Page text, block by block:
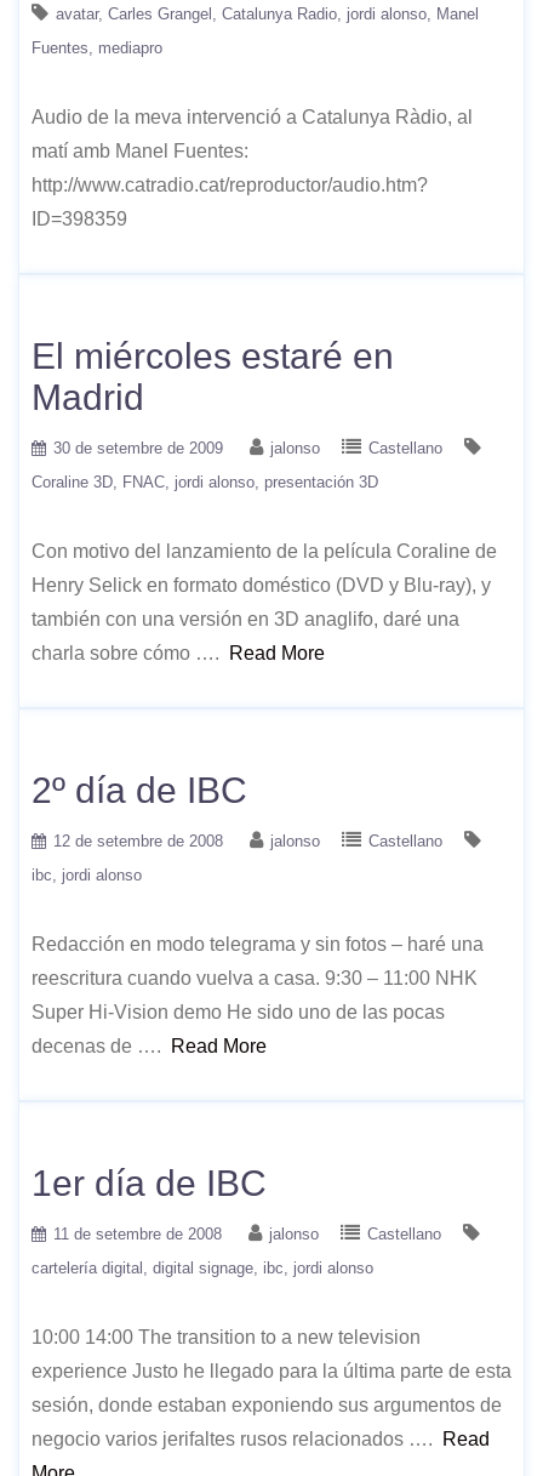
avatar Carles Grangel Catalunya Radio jordi alonso
Manel
Fuentes
mediapro
Audio de la meva intervenció a Catalunya Ràdio, al
matí amb Manel Fuentes:
http://www.catradio.cat/reproductor/audio.htm?
ID=398359
El miércoles estaré en
Madrid
30 de setembre de 2009 jalonso
Castellano
Coraline 3D
FNAC jordi alonso presentación 3D
Con motivo del lanzamiento de la película Coraline de
Henry Selick en formato doméstico (DVD y Blu-ray), y
también con una versión en 3D anaglifo, daré una
charla sobre cómo ….
Read More
2º día de IBC
12 de setembre de 2008 jalonso
Castellano
ibc
jordi alonso
Redacción en modo telegrama y sin fotos – haré una
reescritura cuando vuelva a casa. 9:30 – 11:00 NHK
Super Hi-Vision demo He sido uno de las pocas
decenas de ….
Read More
1er día de IBC
11 de setembre de 2008 jalonso
Castellano
cartelería digital
digital signage ibc jordi alonso
10:00 14:00 The transition to a new television
experience Justo he llegado para la última parte de esta
sesión, donde estaban exponiendo sus argumentos de
negocio varios jerifaltes rusos relacionados ….
Read